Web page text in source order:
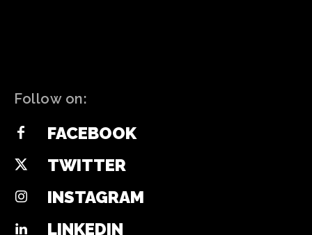
Follow on:
FACEBOOK
TWITTER
INSTAGRAM
LINKEDIN